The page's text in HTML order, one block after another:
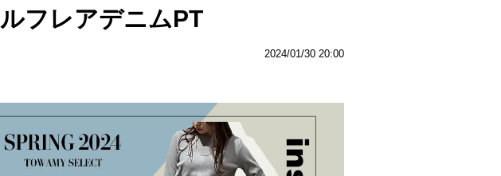
フレアデニムPT
2024/01/30 20:00